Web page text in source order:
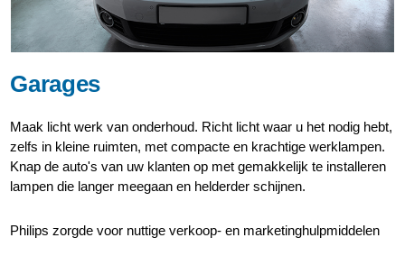
Garages
Maak licht werk van onderhoud. Richt licht waar u het nodig hebt,
zelfs in kleine ruimten, met compacte en krachtige werklampen.
Knap de auto's van uw klanten op met gemakkelijk te installeren
lampen die langer meegaan en helderder schijnen.
Philips zorgde voor nuttige verkoop- en marketinghulpmiddelen